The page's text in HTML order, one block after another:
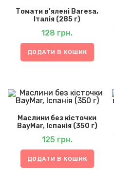
Томати в’ялені Baresa,
Італія (285 г)
128 грн.
ДОДАТИ В КОШИК
Маслини без кісточки
BayMar, Іспанія (350 г)
125 грн.
ДОДАТИ В КОШИК